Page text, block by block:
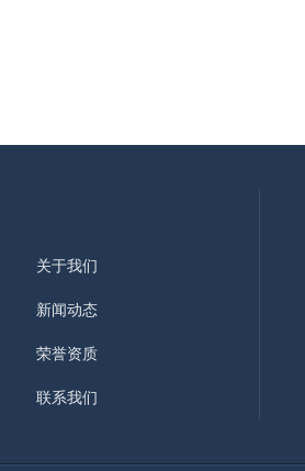
关于我们
新闻动态
荣誉资质
联系我们